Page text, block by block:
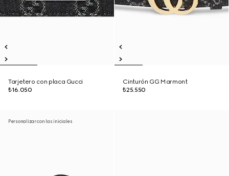
Tarjetero con placa Gucci
₺16.050
Cinturón GG Marmont
₺25.550
Personalizar con las iniciales